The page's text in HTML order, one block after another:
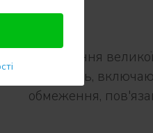
Урахування
обмежень,
обмеження,